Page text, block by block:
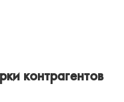
контрагентов